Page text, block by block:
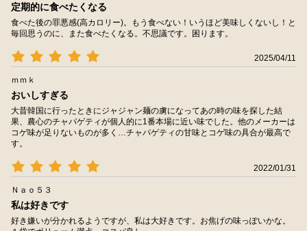
定期的に食べたくなる
食べた後の罪悪感(高カロリー)。もう食べない！いうほど美味しくないし！と
毎回思うのに、また食べたくなる。不思議です。困ります。
2025/04/11
ｍｍｋ
おいしすぎる
大昔韓国に行ったときにジャジャン麺の虜になってあの時の味を探した結
果、農心のチャパゲティが個人的に1番本場に近い味でした。他のメーカーは
コゲ味が足りないものが多く…チャパゲティの甘味とコゲ味の具合が最高で
す。
2022/01/31
Ｎａｏ５３
私は好きです
好き嫌いが分かれるようですが、私は大好きです。お焦げの味っぽいかな。